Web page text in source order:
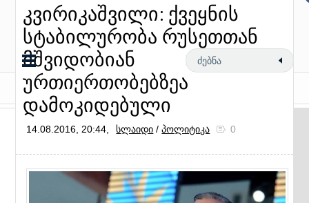
კვირიკაშვილი: ქვეყნის
სტაბილურობა რუსეთთან
მშვიდობიან
ურთიერთობებზეა
დამოკიდებული
14.08.2016, 20:44, სლაიდი /პოლიტიკა 0